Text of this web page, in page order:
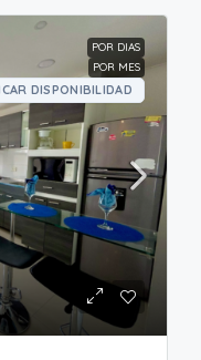
POR DIAS
POR MES
DISPONIBILIDAD